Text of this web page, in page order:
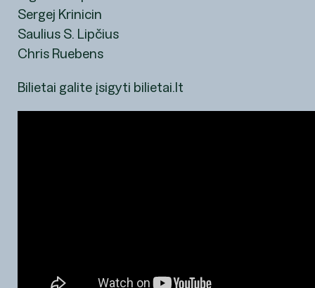
Sergej Krinicin
Saulius S. Lipčius
Chris Ruebens
Bilietai galite įsigyti bilietai.lt